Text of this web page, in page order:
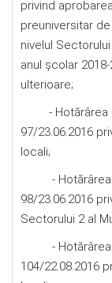
privind
preuniversitar
nivelul
anul școlar
ulterioare;
- Hotărârea
97/23.06.2016
locali;
- Hotărârea
98/23.06.2016
Sectorului 2 al
- Hotărârea
104/22.08.2016